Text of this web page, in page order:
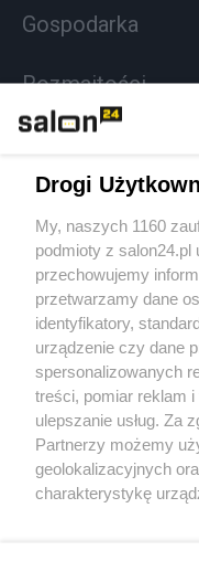
Gospodarka
Rozmaitości
Sport
Społeczeństwo
Kultura
X
Drogi
My, naszych 1160
podmioty z
przechowujemy
przetwarzamy dane
identyfikatory,
urządzenie czy dane
spersonalizowanych
treści, pomiar reklam
ulepszanie usług. Za
Partnerzy możemy
geolokalizacyjnych
charakterystykę